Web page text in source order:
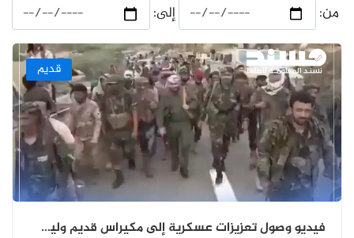
من: إلى:
قديم
فيديو وصول تعزيزات عسكرية إلى مكيراس قديم وليس حديثًا.